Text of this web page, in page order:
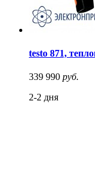
testo 871,
339 990 руб.
2-2 дня